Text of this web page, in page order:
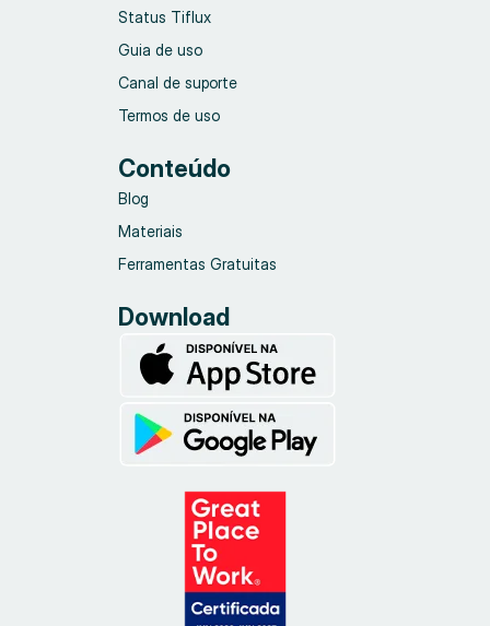
Status Tiflux
Guia de uso
Canal de suporte
Termos de uso
Conteúdo
Blog
Materiais
Ferramentas Gratuitas
Download